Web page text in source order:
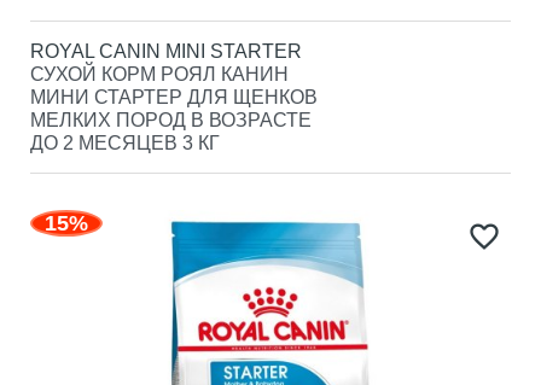
ROYAL CANIN MINI STARTER
СУХОЙ КОРМ РОЯЛ КАНИН
МИНИ СТАРТЕР ДЛЯ ЩЕНКОВ
МЕЛКИХ ПОРОД В ВОЗРАСТЕ
ДО 2 МЕСЯЦЕВ 3 КГ
15%